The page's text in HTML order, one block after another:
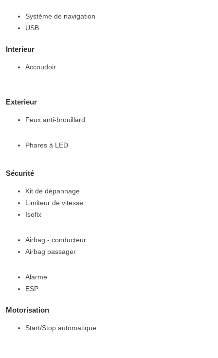
Système de navigation
USB
Interieur
Accoudoir
Exterieur
Feux anti-brouillard
Phares à LED
Sécurité
Kit de dépannage
Limiteur de vitesse
Isofix
Airbag - conducteur
Airbag passager
Alarme
ESP
Motorisation
Start/Stop automatique